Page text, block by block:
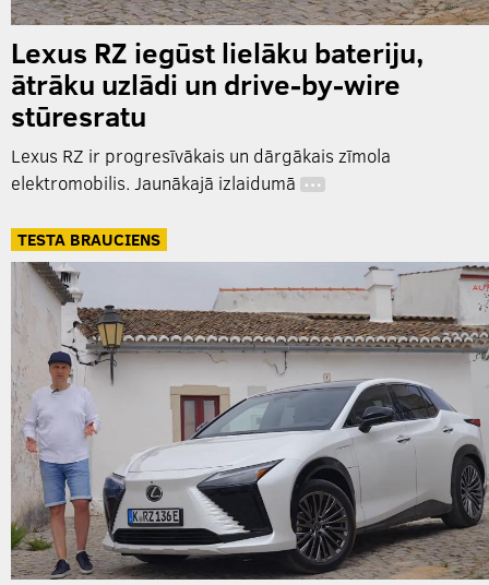
Lexus RZ iegūst lielāku bateriju,
ātrāku uzlādi un drive-by-wire
stūresratu
Lexus RZ ir progresīvākais un dārgākais zīmola
elektromobilis. Jaunākajā izlaidumā …
TESTA BRAUCIENS